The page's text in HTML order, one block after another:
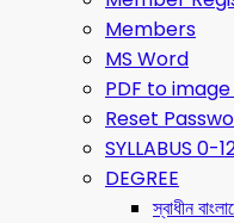
Members
MS Word
PDF to
Reset
SYLLABUS 0-
DEGREE
স্বাধীন